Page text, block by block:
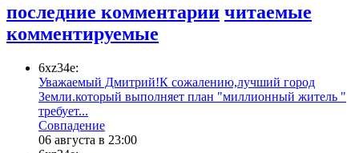
последние комментарии читаемые
комментируемые
6xz34e:
Уважаемый Дмитрий!К сожалению,лучший город
Земли.который выполняет план "миллионный житель "
требует...
​Совпадение
06 августа в 23:00